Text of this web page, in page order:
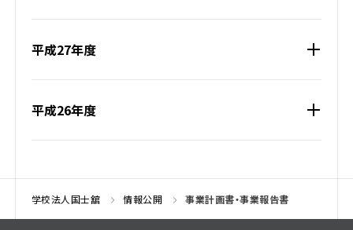
平成27年度
平成26年度
学校法人国士舘 情報公開 事業計画書・事業報告書